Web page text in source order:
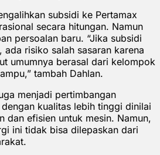
subsidi ke Pertamax
secara hitungan. Namun
persoalan baru. “Jika subsidi
ada risiko salah sasaran karena
umumnya berasal dari kelompok
tambah Dahlan.
menjadi pertimbangan
kualitas lebih tinggi dinilai
dan efisien untuk mesin. Namun,
ini tidak bisa dilepaskan dari